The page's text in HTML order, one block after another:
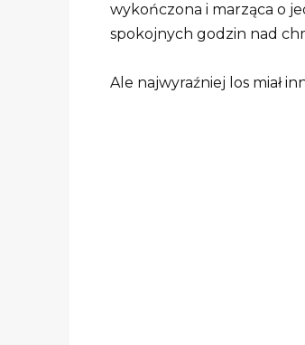
wykończona i marząca o
spokojnych godzin nad
Ale najwyraźniej los miał